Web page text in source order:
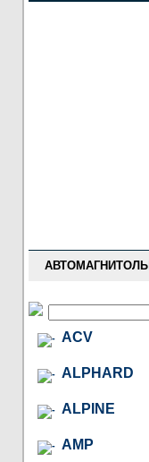
АВТОМАГНИТОЛЫ
ACV
ALPHARD
ALPINE
AMP